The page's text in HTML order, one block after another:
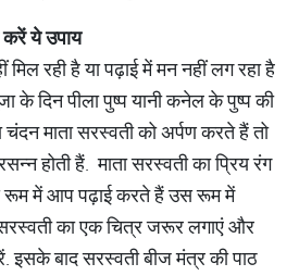
करेंयेउपाय
रही है या पढ़ाई में मन नहीं लग रहा है
के दिन पीला पुष्प यानी कनेल के पुष्प की
चंदन माता सरस्वती को अर्पण करते हैं तो
होती हैं. माता सरस्वती का प्रिय रंग
रूम में आप पढ़ाई करते हैं उस रूम में
का एक चित्र जरूर लगाएं और
इसके बाद सरस्वती बीज मंत्र की पाठ